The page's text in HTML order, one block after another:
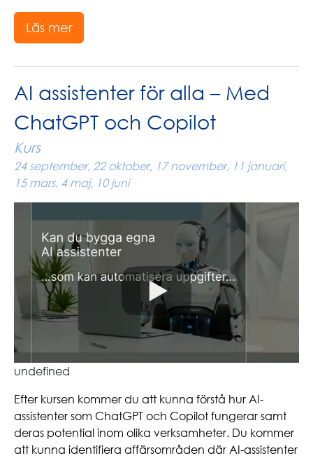
Läs mer
AI assistenter för alla – Med
ChatGPT och Copilot
Kurs
24 september, 22 oktober, 17 november, 11 januari,
15 mars, 4 maj, 10 juni
undefined
Efter kursen kommer du att kunna förstå hur AI-
assistenter som ChatGPT och Copilot fungerar samt
deras potential inom olika verksamheter. Du kommer
att kunna identifiera affärsområden där AI-assistenter